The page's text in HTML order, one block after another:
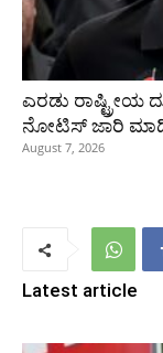
ಎರಡು ರಾಷ್ಟ್ರೀಯ
ನೋಟಿಸ್ ಜಾರಿ
August 7, 2026
Latest article